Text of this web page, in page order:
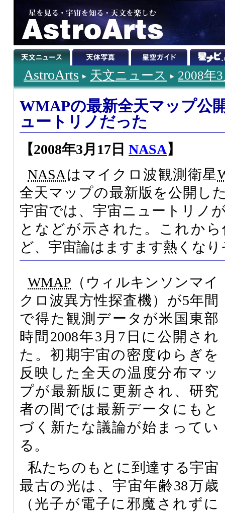
AstroArts 天文ニュース 2008年
WMAPの最新全天マップ公
ュートリノだった
【2008年3月17日 NASA】
NASAはマイクロ波観測衛星
全天マップの最新版を公開し
宇宙では、宇宙ニュートリノ
となどが示された。これか
ど、宇宙論はますます熱くな
WMAP （ウィルキンソンマイ
クロ波異方性探査機）が5年間
で得た観測データが米国東部
時間2008年3月7日に公開され
た。初期宇宙の密度ゆらぎを
反映した全天の温度分布マッ
プが最新版に更新され、研究
者の間では最新データにもと
づく新たな議論が始まってい
る。
私たちのもとに到達する宇宙
最古の光は、宇宙年齢38万歳
（光子が電子に邪魔されずに